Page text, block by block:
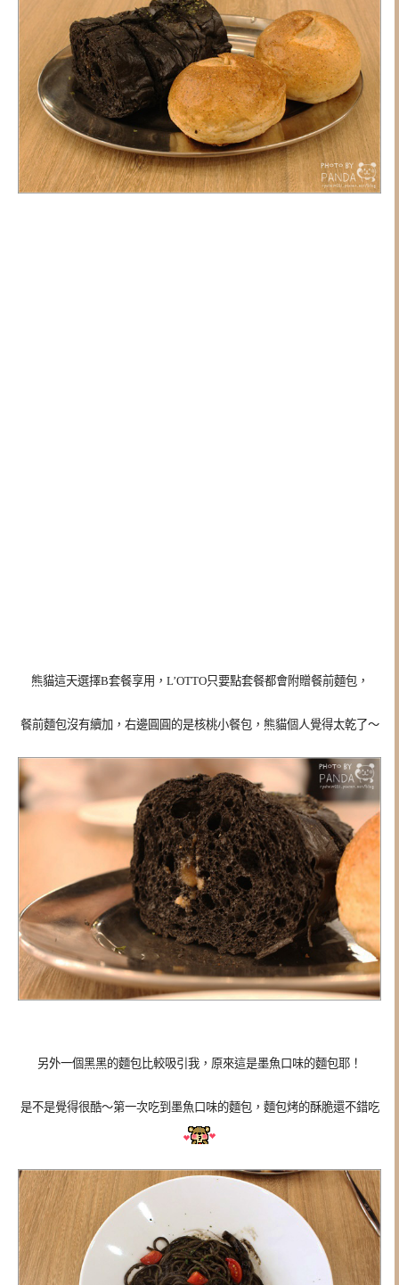
熊貓這天選擇B套餐享用， L’OTTO只要點套餐都會附贈餐前麵包，
餐前麵包沒有續加，右邊圓圓的是核桃小餐包，熊貓個人覺得太乾了～
另外一個黑黑的麵包比較吸引我，原來這是墨魚口味的麵包耶！
是不是覺得很酷～第一次吃到墨魚口味的麵包，麵包烤的酥脆還不錯吃